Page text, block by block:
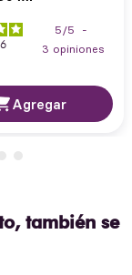
5 /5
-
3 opiniones
Agregar
también se